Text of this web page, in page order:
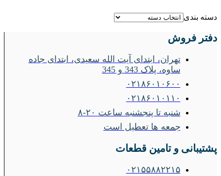
دسته بندی
دفتر فروش
تهران، ابتدای آیت الله سعیدی، ابتدای جاده
ساوه، پلاک 343 و 345
۰۲۱۸۶۰۱۰۶۰۰
۰۲۱۸۶۰۱۰۱۱۰
شنبه تا پنجشنبه ساعت ۲۰-۸
جمعه ها تعطیل است
پشتیبانی و تامین قطعات
۰۲۱۵۵۸۸۲۲۱۵